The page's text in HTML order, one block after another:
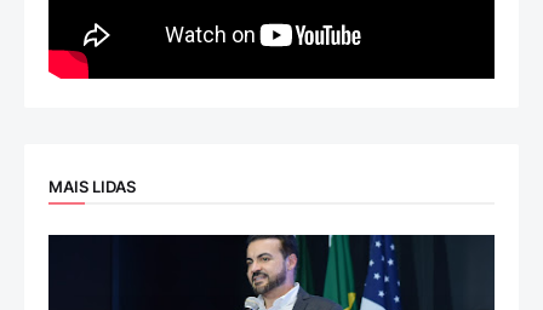
MAIS LIDAS